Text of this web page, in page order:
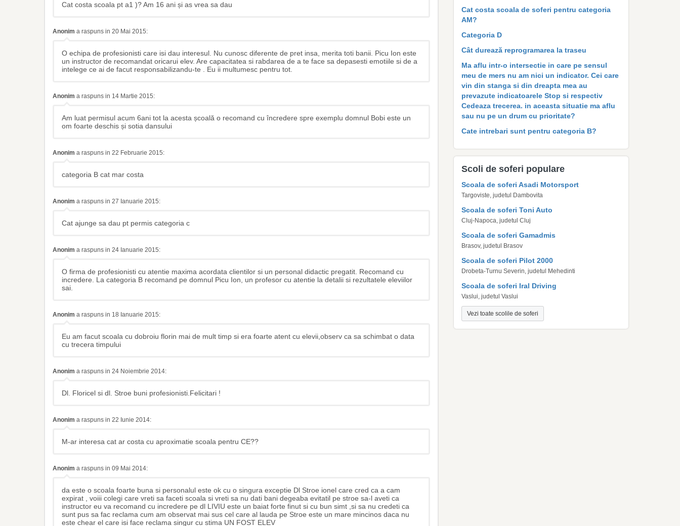
Cat costa scoala pt a1 )? Am 16 ani și as vrea sa dau
Anonim a raspuns in 20 Mai 2015:
O echipa de profesionisti care isi dau interesul. Nu cunosc diferente de pret insa, merita toti banii. Picu Ion este
un instructor de recomandat oricarui elev. Are capacitatea si rabdarea de a te face sa depasesti emotiile si de a
intelege ce ai de facut responsabilizandu-te . Eu ii multumesc pentru tot.
Anonim a raspuns in 14 Martie 2015:
Am luat permisul acum 6ani tot la acesta școală o recomand cu încredere spre exemplu domnul Bobi este un
om foarte deschis și sotia dansului
Anonim a raspuns in 22 Februarie 2015:
categoria B cat mar costa
Anonim a raspuns in 27 Ianuarie 2015:
Cat ajunge sa dau pt permis categoria c
Anonim a raspuns in 24 Ianuarie 2015:
O firma de profesionisti cu atentie maxima acordata clientilor si un personal didactic pregatit. Recomand cu
incredere. La categoria B recomand pe domnul Picu Ion, un profesor cu atentie la detalii si rezultatele eleviilor
sai.
Anonim a raspuns in 18 Ianuarie 2015:
Eu am facut scoala cu dobroiu florin mai de mult timp si era foarte atent cu elevii,observ ca sa schimbat o data
cu trecera timpului
Anonim a raspuns in 24 Noiembrie 2014:
Dl. Floricel si dl. Stroe buni profesionisti.Felicitari !
Anonim a raspuns in 22 Iunie 2014:
M-ar interesa cat ar costa cu aproximatie scoala pentru CE??
Anonim a raspuns in 09 Mai 2014:
da este o scoala foarte buna si personalul este ok cu o singura exceptie Dl Stroe ionel care cred ca a cam
expirat , voiii colegi care vreti sa faceti scoala si vreti sa nu dati bani degeaba evitatil pe stroe sa-l aveti ca
instructor eu va recomand cu incredere pe dl LIVIU este un baiat forte finut si cu bun simt ,si sa nu credeti ca
sunt pus sa fac reclama cum am observat mai sus cel care al lauda pe Stroe este un mare mincinos daca nu
este chear el care isi face reclama singur cu stima UN FOST ELEV
Cat costa scoala de soferi pentru categoria
AM?
Categoria D
Cât durează reprogramarea la traseu
Ma aflu intr-o intersectie in care pe sensul
meu de mers nu am nici un indicator. Cei care
vin din stanga si din dreapta mea au
prevazute indicatoarele Stop si respectiv
Cedeaza trecerea. in aceasta situatie ma aflu
sau nu pe un drum cu prioritate?
Cate intrebari sunt pentru categoria B?
Scoli de soferi populare
Scoala de soferi Asadi Motorsport
Targoviste, judetul Dambovita
Scoala de soferi Toni Auto
Cluj-Napoca, judetul Cluj
Scoala de soferi Gamadmis
Brasov, judetul Brasov
Scoala de soferi Pilot 2000
Drobeta-Turnu Severin, judetul Mehedinti
Scoala de soferi Iral Driving
Vaslui, judetul Vaslui
Vezi toate scolile de soferi